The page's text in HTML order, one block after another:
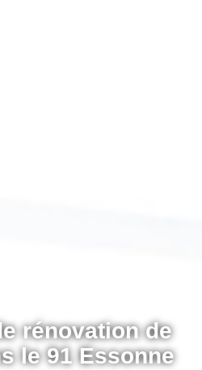
rénovation de
le 91 Essonne